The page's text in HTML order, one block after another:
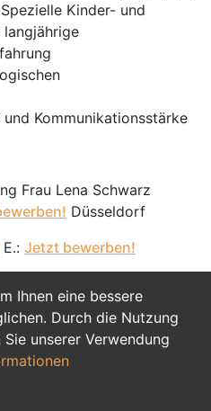
Ihnen eine bessere
Durch die Nutzung
unserer Verwendung
Kinder- und
Kommunikationsstärke
Frau Lena Schwarz
Düsseldorf
E.: Jetzt bewerben!